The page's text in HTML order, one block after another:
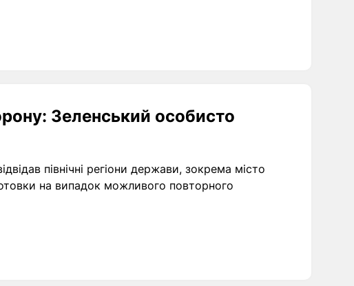
Зеленський особисто
північні регіони держави, зокрема місто
на випадок можливого повторного